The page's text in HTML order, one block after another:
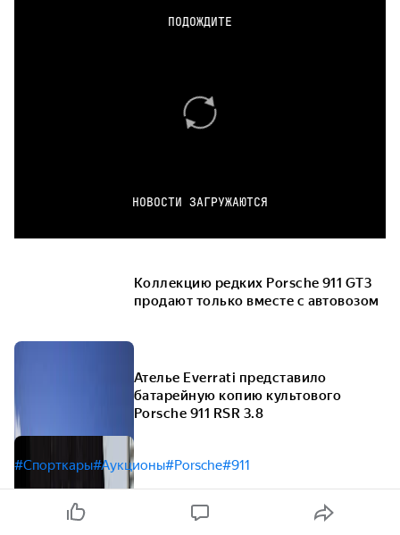
ПОДОЖДИТЕ
НОВОСТИ ЗАГРУЖАЮТСЯ
Коллекцию редких Porsche 911 GT3
продают только вместе с автовозом
Ателье Everrati представило
батарейную копию культового
Porsche 911 RSR 3.8
#Спорткары#Аукционы#Porsche#911